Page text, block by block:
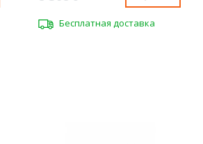
Бесплатная доставка